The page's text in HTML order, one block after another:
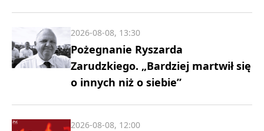
Pożegnanie Ryszarda
Zarudzkiego. „Bardziej martwił się
o innych niż o siebie”
2026-08-08, 13:30
2026-08-08, 12:00